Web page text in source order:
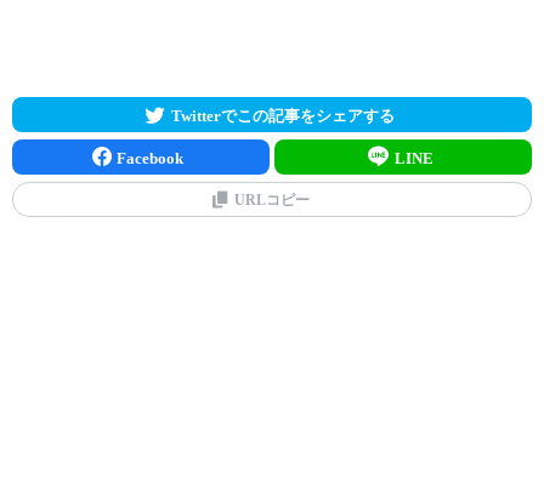
Twitterでこの記事をシェアする
Facebook LINE
URLコピー